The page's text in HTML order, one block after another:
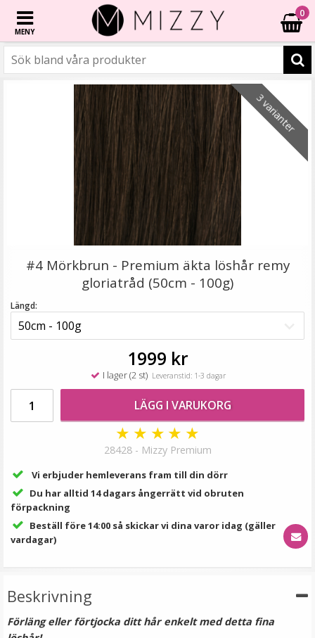
MENY
0
Mizzy Tangler brush - Leopardmönster rosa
LÄGG I VARUKORG
Mizzy Tangler brush - Zebramönster rosa
2 varianter
2 varianter
2 varianter
3 varianter
#4 Mörkbrun - Premium äkta löshår remy
gloriatråd (50cm - 100g)
Längd:
1999 kr
I lager (2 st) Leveranstid: 1-3 dagar
LÄGG I VARUKORG
★ ★ ★ ★ ★
28428 - Mizzy Premium
Vi erbjuder hemleverans fram till din dörr
Du har alltid 14 dagars ångerrätt vid obruten
förpackning
Beställ före 14:00 så skickar vi dina varor idag (gäller
vardagar)
Beskrivning
Förläng eller förtjocka ditt hår enkelt med detta fina